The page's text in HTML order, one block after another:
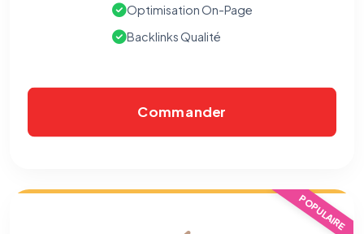
Optimisation On-Page
Backlinks Qualité
Commander
POPULAIRE
Les e-mails peuvent contenir un pixel d'ouverture et des liens
pixels 2026 / FAQ juillet 2026).Ce suivi n'est pas géré par ce
écrivez àcontact@logicielreferencement.com. Détail :Politique de